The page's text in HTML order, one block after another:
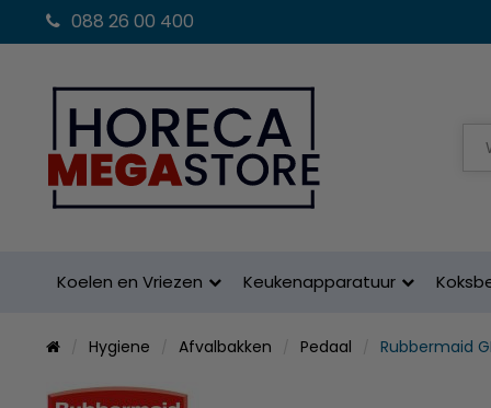
088 26 00 400
Koelen en Vriezen Keukenapparatuur
Hygiene Afvalbakken Pedaal Rubbermaid